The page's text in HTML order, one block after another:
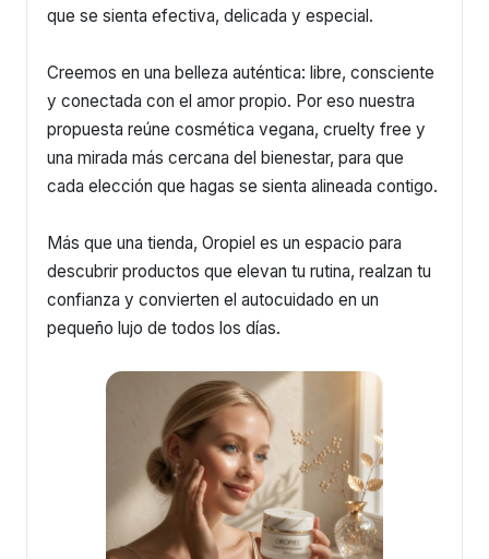
que se sienta efectiva, delicada y especial.
Creemos en una belleza auténtica: libre, consciente
y conectada con el amor propio. Por eso nuestra
propuesta reúne cosmética vegana, cruelty free y
una mirada más cercana del bienestar, para que
cada elección que hagas se sienta alineada contigo.
Más que una tienda, Oropiel es un espacio para
descubrir productos que elevan tu rutina, realzan tu
confianza y convierten el autocuidado en un
pequeño lujo de todos los días.